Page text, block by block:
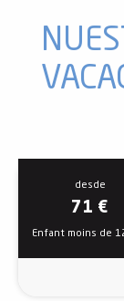
desde
71 €
Enfant moins de
EL